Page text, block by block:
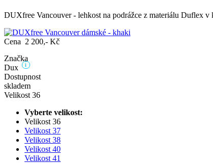
DUXfree Vancouver - lehkost na podrážce z materiálu Duflex v
Cena 2 200,- Kč
Značka
Dux
i
Dostupnost
skladem
Velikost 36
Vyberte velikost:
Velikost 36
Velikost 37
Velikost 38
Velikost 40
Velikost 41